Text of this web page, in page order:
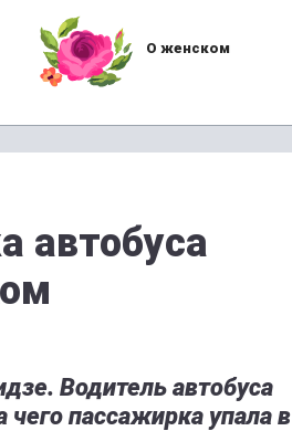
О женском
автобуса
Водитель автобуса
пассажирка упала в